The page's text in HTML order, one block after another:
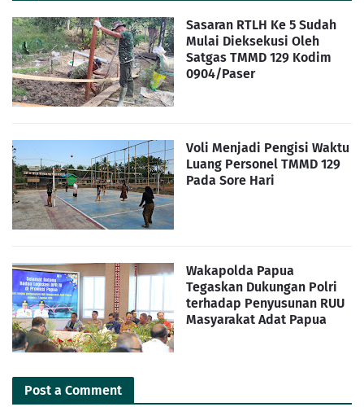
Sasaran RTLH Ke 5 Sudah
Mulai Dieksekusi Oleh
Satgas TMMD 129 Kodim
0904/Paser
Voli Menjadi Pengisi Waktu
Luang Personel TMMD 129
Pada Sore Hari
Wakapolda Papua
Tegaskan Dukungan Polri
terhadap Penyusunan RUU
Masyarakat Adat Papua
Post a Comment